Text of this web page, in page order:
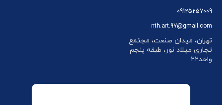
09125257009
nth.art.97@gmail.com
تهران، میدان صنعت، مجتمع
تجاری میلاد نور، طبقه پنجم
واحد۲۲